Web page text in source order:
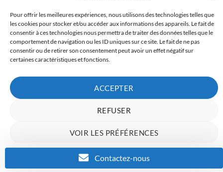
Pour offrir les meilleures expériences, nous utilisons des technologies telles que
les cookies pour stocker et/ou accéder aux informations des appareils. Le fait de
consentir à ces technologies nous permettra de traiter des données telles que le
comportement de navigation ou les ID uniques sur ce site. Le fait de ne pas
consentir ou de retirer son consentement peut avoir un effet négatif sur
certaines caractéristiques et fonctions.
ACCEPTER
REFUSER
VOIR LES PRÉFÉRENCES
Charte de donnéesPolitique de confidentialité
Contactez-nous